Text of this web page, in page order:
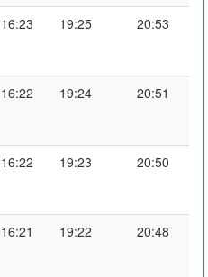
16:23 19:25 20:53
16:22 19:24 20:51
16:22 19:23 20:50
16:21 19:22 20:48